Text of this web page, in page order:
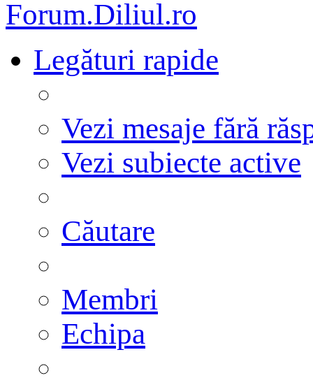
Legături rapide
Vezi mesaje fără
Vezi subiecte active
Căutare
Membri
Echipa